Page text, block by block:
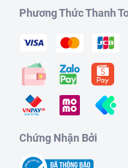
Phương Thức Thanh
Chứng Nhận Bởi